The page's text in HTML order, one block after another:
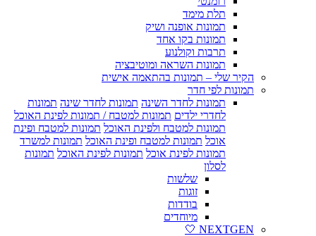
תלת מימד
תמונות אופנה ושיק
תמונות בקו אחד
תרבות וקולנוע
תמונות השראה ומוטיבציה
הקיר שלי – תמונות בהתאמה אישית
תמונות לפי חדר
תמונות לחדר השינה תמונות לחדר שינה תמונות
לחדרי ילדים תמונות למטבח / תמונות לפינת האוכל
תמונות למטבח ולפינת האוכל תמונות למטבח ופינת
אוכל תמונות למטבח ופינת האוכל תמונות למשרד
תמונות לפינת אוכל תמונות לפינת האוכל תמונות
לסלון
שלשות
זוגות
בודדות
מיוחדים
NEXTGEN 🤍